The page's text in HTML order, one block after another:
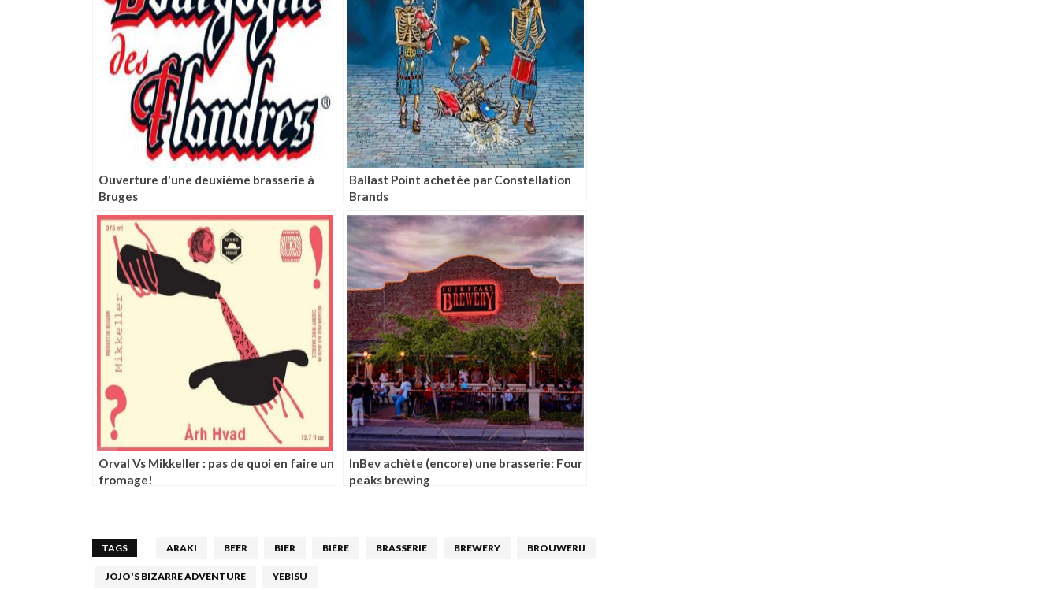
Ouverture d'une deuxième brasserie à
Bruges
Ballast Point achetée par Constellation
Brands
Orval Vs Mikkeller : pas de quoi en faire un
fromage!
InBev achète (encore) une brasserie: Four
peaks brewing
TAGS ARAKI BEER BIER BIÈRE BRASSERIE BREWERY BROUWERIJ
JOJO'S BIZARRE ADVENTURE YEBISU